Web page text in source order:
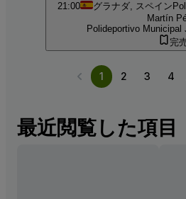
21:00 グラナダ, スペイン
Martín
Polideportivo
完
1 2 3 4
最近閲覧した項目